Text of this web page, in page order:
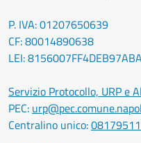
P. IVA: 01207650639
CF: 80014890638
LEI:
Servizio Protocollo, URP e
PEC:
Centralino unico: